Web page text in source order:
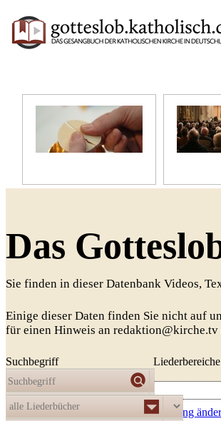
Das
Sie finden in dieser Datenbank Videos,
Einige dieser Daten finden Sie nicht auf
für einen Hinweis an
Suchbegriff Liederbereiche
Die Auswahlergab521Treffer:
absteigend nach Nummer (Sortierung